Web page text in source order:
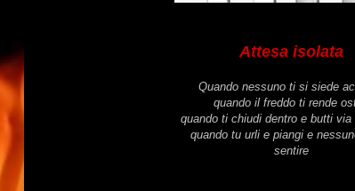
Attesa isolata
Quando nessuno ti si siede
quando il freddo ti rende
quando ti chiudi dentro e butti via
quando tu urli e piangi e
sentire